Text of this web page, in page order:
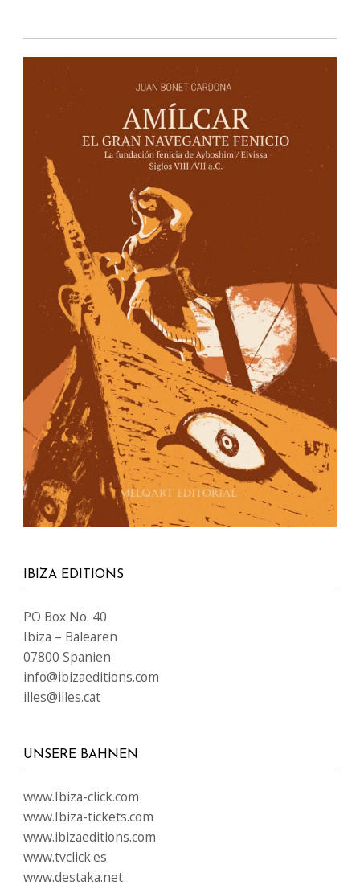
IBIZA EDITIONS
PO Box No. 40
Ibiza – Balearen
07800 Spanien
info@ibizaeditions.com
illes@illes.cat
UNSERE BAHNEN
www.Ibiza-click.com
www.Ibiza-tickets.com
www.ibizaeditions.com
www.tvclick.es
www.destaka.net